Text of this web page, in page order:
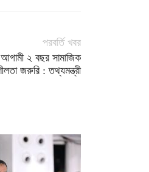
পরবর্তি খবর
২ বছর সামাজিক
জরুরি : তথ্যমন্ত্রী